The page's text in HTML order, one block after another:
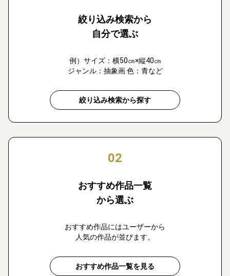
絞り込み検索から
自分で選ぶ
例）サイズ：横50㎝×縦40㎝
ジャンル：抽象画 色：青など
絞り込み検索から探す
02
おすすめ作品一覧
から選ぶ
おすすめ作品にはユーザーから
人気の作品が並びます。
おすすめ作品一覧を見る